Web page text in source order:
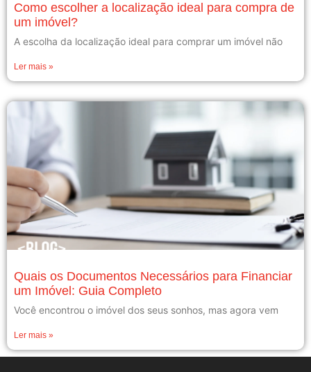
Como escolher a localização ideal para compra de
um imóvel?
A escolha da localização ideal para comprar um imóvel não
Ler mais »
Quais os Documentos Necessários para Financiar
um Imóvel: Guia Completo
Você encontrou o imóvel dos seus sonhos, mas agora vem
Ler mais »